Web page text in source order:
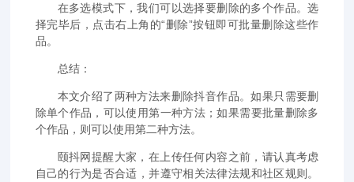
在多选模式下，我们可以选择要删除的多个作品。选
择完毕后，点击右上角的“删除”按钮即可批量删除这些作
品。
总结：
本文介绍了两种方法来删除抖音作品。如果只需要删
除单个作品，可以使用第一种方法；如果需要批量删除多
个作品，则可以使用第二种方法。
颐抖网提醒大家，在上传任何内容之前，请认真考虑
自己的行为是否合适，并遵守相关法律法规和社区规则。